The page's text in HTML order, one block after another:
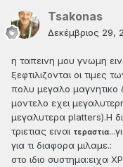
Tsakonas
Δεκέμβριος 29,
η ταπεινη μου γνωμη
ξεφτιλιζονται οι τιμες
πολυ μεγαλο μαγνητικο
μοντελο εχει
μεγαλυτερα platters).H
τριετιας ειναι τεραστια
για τι διαφορα μιλαμε.:
στο ιδιο συστημα:ειχα